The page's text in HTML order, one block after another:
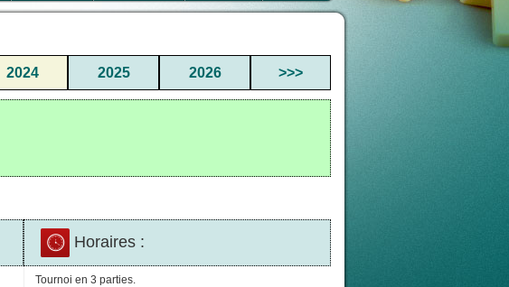
2024 2025 2026 >>>
Horaires :
Tournoi en 3 parties.